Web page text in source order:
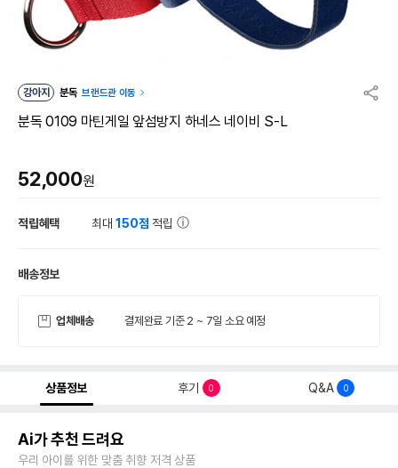
강아지 분독 브랜드관 이동
분독 0109 마틴게일 앞섬방지 하네스 네이비 S-L
52,000원
적립혜택 최대150점 적립
배송정보
업체배송 결제완료 기준 2 ~ 7일 소요 예정
상품정보 후기 0 Q&A 0
Ai가 추천 드려요
우리 아이를 위한 맞춤 취향 저격 상품